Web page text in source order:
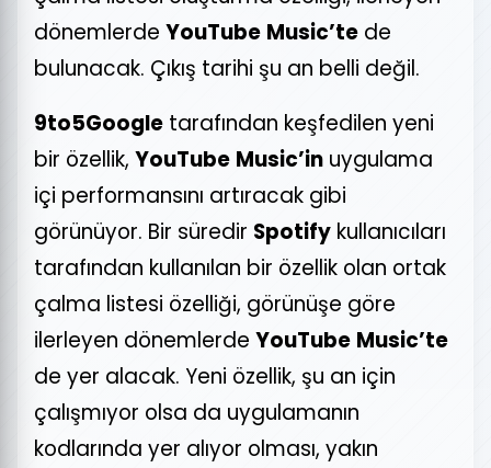
dönemlerde YouTube Music’te de
bulunacak. Çıkış tarihi şu an belli değil.
9to5Google tarafından keşfedilen yeni
bir özellik, YouTube Music’in uygulama
içi performansını artıracak gibi
görünüyor. Bir süredir Spotify kullanıcıları
tarafından kullanılan bir özellik olan ortak
çalma listesi özelliği, görünüşe göre
ilerleyen dönemlerde YouTube Music’te
de yer alacak. Yeni özellik, şu an için
çalışmıyor olsa da uygulamanın
kodlarında yer alıyor olması, yakın